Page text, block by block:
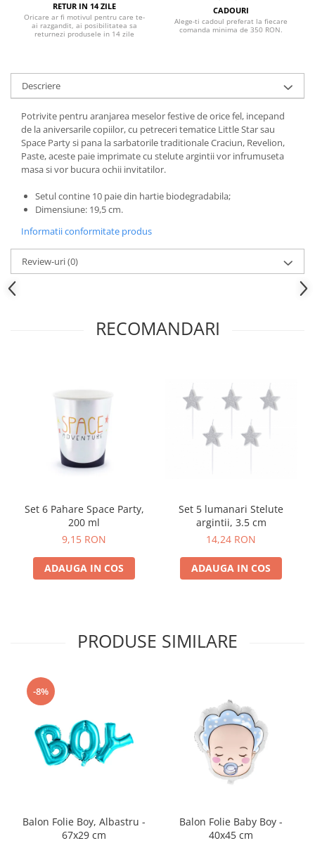
Petrecere 30 ani
Petrecere 40 Ani
Craciun
Gender Reveal
Baby Shower
Botez
Halloween
Nunta
Paste
Petrecere 1 An
Petrecerea Burlacitelor
Petreceri Aniversare
Valentine's Day
RETUR IN 14 ZILE
Oricare ar fi motivul pentru care te-
ai razgandit, ai posibilitatea sa
returnezi produsele in 14 zile
CADOURI
Alege-ti cadoul preferat la fiecare
comanda minima de 350 RON.
Descriere
Potrivite pentru aranjarea meselor festive de orice fel, incepand
de la aniversarile copiilor, cu petreceri tematice Little Star sau
Space Party si pana la sarbatorile traditionale Craciun, Revelion,
Paste, aceste paie imprimate cu stelute argintii vor infrumuseta
masa si vor bucura ochii invitatilor.
Setul contine 10 paie din hartie biodegradabila;
Dimensiune: 19,5 cm.
Informatii conformitate produs
Review-uri(0)
RECOMANDARI
Set 6 Pahare Space Party,
200 ml
9,15 RON
ADAUGA IN COS
Set 5 lumanari Stelute
argintii, 3.5 cm
14,24 RON
ADAUGA IN COS
PRODUSE SIMILARE
-8%
Balon Folie Boy, Albastru -
67x29 cm
Balon Folie Baby Boy -
40x45 cm